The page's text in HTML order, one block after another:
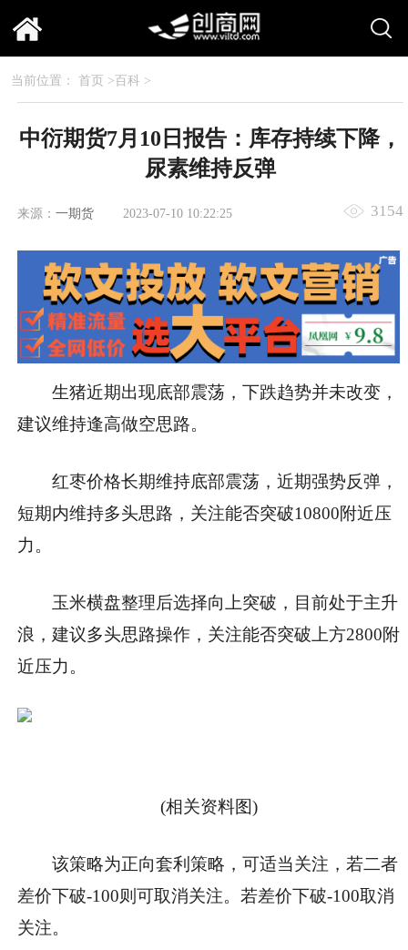
当前位置： 首页 >百科 >
中衍期货7月10日报告：库存持续下降，
尿素维持反弹
来源： 一期货 2023-07-10 10:22:25 3154
生猪近期出现底部震荡，下跌趋势并未改变，
建议维持逢高做空思路。
红枣价格长期维持底部震荡，近期强势反弹，
短期内维持多头思路，关注能否突破10800附近压
力。
玉米横盘整理后选择向上突破，目前处于主升
浪，建议多头思路操作，关注能否突破上方2800附
近压力。
(相关资料图)
该策略为正向套利策略，可适当关注，若二者
差价下破-100则可取消关注。若差价下破-100取消
关注。